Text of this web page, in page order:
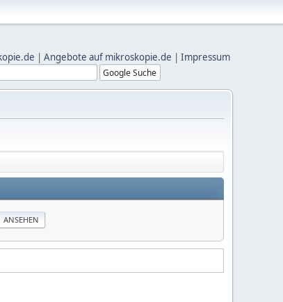
| Angebote auf mikroskopie.de | Impressum